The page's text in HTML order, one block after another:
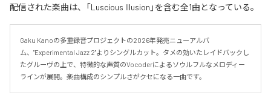
配信された楽曲は、「Luscious Illusion」を含む全1曲となっている。
Gaku Kanoの多重録音プロジェクトの2026年発売ニューアルバ
ム、"Experimental Jazz 2"よりシングルカット。タメの効いたレイドバックし
たグルーヴの上で、特徴的な声質のVocoderによるソウルフルなメロディー
ラインが展開。楽曲構成のシンプルさがクセになる一曲です。